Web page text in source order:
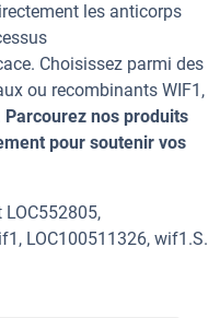
les anticorps
Choisissez parmi des
ou recombinants WIF1,
Parcourez nos produits
pour soutenir vos
LOC100511326, wif1.S.